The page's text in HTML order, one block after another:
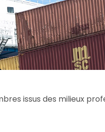
issus des milieux